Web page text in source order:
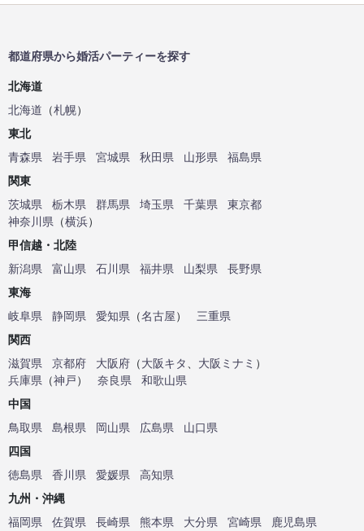
都道府県から婚活パーティーを探す
北海道
北海道 （札幌）
東北
青森県
岩手県 宮城県 秋田県 山形県
福島県
関東
茨城県
栃木県 群馬県 埼玉県 千葉県
東京都
神奈川県 （横浜）
甲信越・北陸
新潟県
富山県 石川県 福井県 山梨県
長野県
東海
岐阜県
静岡県 愛知県 （名古屋）
三重県
関西
滋賀県
京都府 大阪府 （大阪キタ 大阪ミナミ ）
兵庫県 （神戸） 奈良県
和歌山県
中国
鳥取県
島根県 岡山県 広島県
山口県
四国
徳島県
香川県 愛媛県
高知県
九州・沖縄
福岡県
佐賀県 長崎県 熊本県 大分県 宮崎県
鹿児島県